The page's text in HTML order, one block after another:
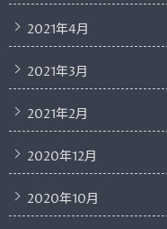
2021年4月
2021年3月
2021年2月
2020年12月
2020年10月